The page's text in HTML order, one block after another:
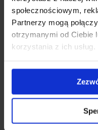
społecznościowym,
Partnerzy mogą
otrzymanymi od Ciebie
korzystania z ich usług.
Descrizione
Pro e contro
GUSTO